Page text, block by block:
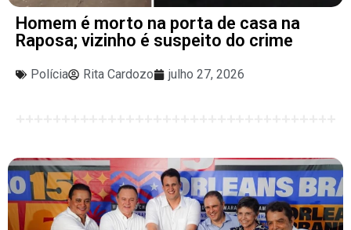
Homem é morto na porta de casa na
Raposa; vizinho é suspeito do crime
Polícia Rita Cardozo julho 27, 2026